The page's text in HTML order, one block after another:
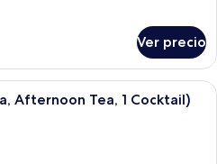
Ver precio
Habitación de hotel con una cama
Afternoon Tea, 1 Cocktail)